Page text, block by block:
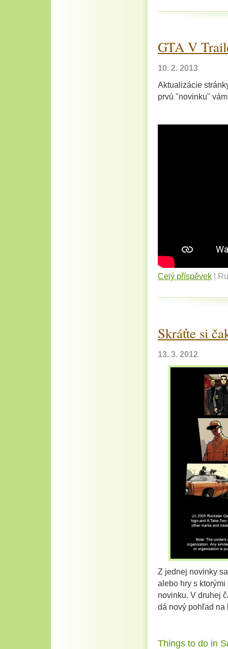
GTA V
10. 2. 2013
Aktualizácie
prvú "novinku"
Celý příspěvek
Skráťte si
13. 3. 2012
Z jednej novinky
alebo hry s
novinku. V druhej
dá nový pohľad na
Things to do in